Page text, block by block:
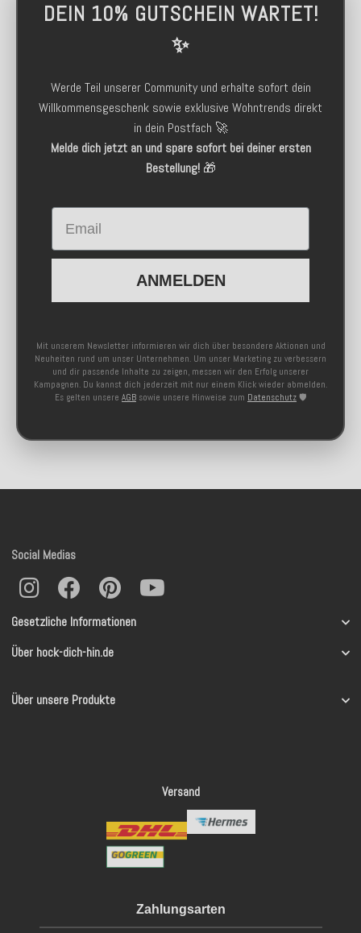
DEIN 10% GUTSCHEIN WARTET!
✨
Werde Teil unserer Community und erhalte sofort dein
Willkommensgeschenk sowie exklusive Wohntrends direkt
in dein Postfach 🚀
Melde dich jetzt an und spare sofort bei deiner ersten
Bestellung!🎁
Email
ANMELDEN
Mit unserem Newsletter informieren wir dich über besondere Aktionen und
Neuheiten rund um unser Unternehmen. Um unser Marketing zu verbessern
und dir passende Inhalte zu zeigen, messen wir den Erfolg unserer
Kampagnen. Du kannst dich jederzeit mit nur einem Klick wieder abmelden.
Es gelten unsere AGB sowie unsere Hinweise zum Datenschutz 🛡️
Gesetzliche Informationen
Über hock-dich-hin.de
Über unsere Produkte
Social Medias
Versand
Zahlungsarten